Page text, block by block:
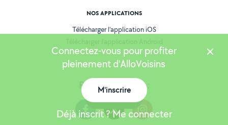
Retrouvez-nous :
NOS APPLICATIONS
Télécharger l’application iOS
Connectez-vous pour profiter
pleinement d'AlloVoisins
M'inscrire
Déjà inscrit ? Me connecter